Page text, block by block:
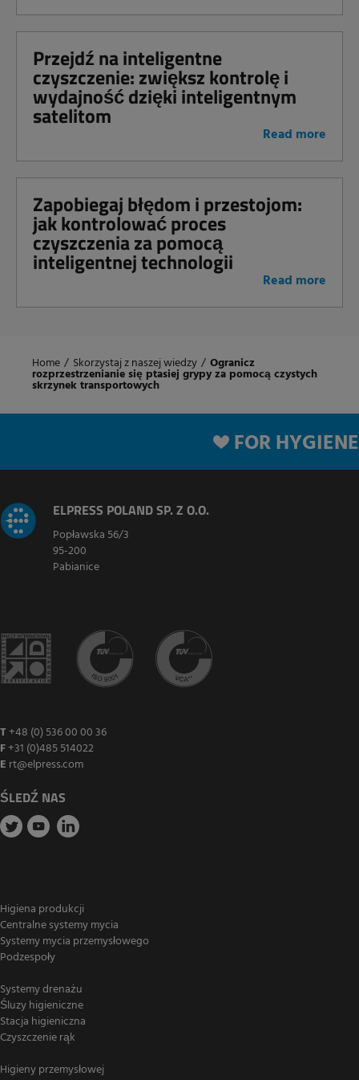
Przejdź na inteligentne
czyszczenie: zwiększ kontrolę i
wydajność dzięki inteligentnym
satelitom
Read more
Zapobiegaj błędom i przestojom:
jak kontrolować proces
czyszczenia za pomocą
inteligentnej technologii
Read more
Home / Skorzystaj z naszej wiedzy / Ogranicz
rozprzestrzenianie się ptasiej grypy za pomocą czystych
skrzynek transportowych
FOR HYGIENE
ELPRESS POLAND SP. Z O.O.
Popławska 56/3
95-200
Pabianice
T +48 (0) 536 00 00 36
F+31 (0)485 514022
E rt@elpress.com
ŚLEDŹ NAS
Higiena produkcji
Centralne systemy mycia
Systemy mycia przemysłowego
Podzespoły
Systemy drenażu
Śluzy higieniczne
Stacja higieniczna
Czyszczenie rąk
Higieny przemysłowej